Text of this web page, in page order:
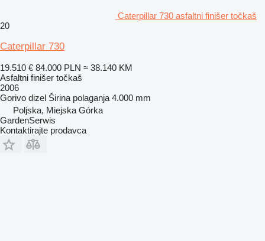
Caterpillar 730 asfaltni finišer točkaš
20
Caterpillar 730
19.510 € 84.000 PLN ≈ 38.140 KM
Asfaltni finišer točkaš
2006
Gorivo dizel Širina polaganja 4.000 mm
Poljska, Miejska Górka
GardenSerwis
Kontaktirajte prodavca